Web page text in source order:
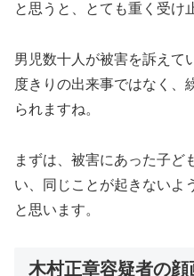
と思うと、とても重く受け
男児数十人が被害を訴えて
度きりの出来事ではなく、
られますね。
まずは、被害にあった子ど
い、同じことが起きないよ
と思います。
木村正章容疑者の顔